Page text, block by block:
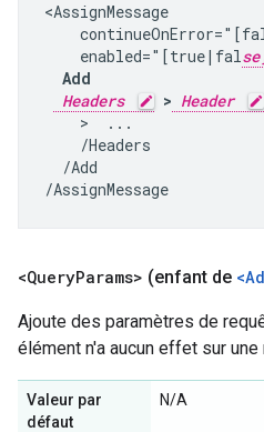
<AssignMessage
    enabled="[true|fal
  Add
Headers
> Header
    >  ...
    /Headers
  /Add
/AssignMessage
<QueryParams> (enfant de
Ajoute des paramètres de
élément n'a aucun effet sur une
Valeur par
défaut
N/A